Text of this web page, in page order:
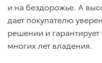
и на бездорожье. А
дает покупателю
решении и
многих лет владения.